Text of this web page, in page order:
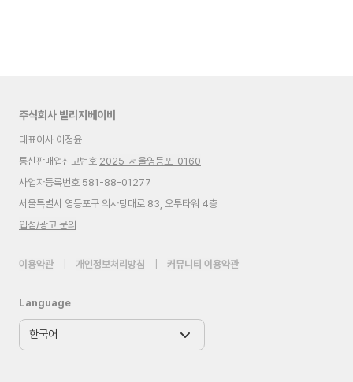
주식회사 빌리지베이비
대표이사 이정윤
통신판매업신고번호 2025-서울영등포-0160
사업자등록번호 581-88-01277
서울특별시 영등포구 의사당대로 83, 오투타워 4층
입점/광고 문의
이용약관 개인정보처리방침 커뮤니티 이용약관
Language